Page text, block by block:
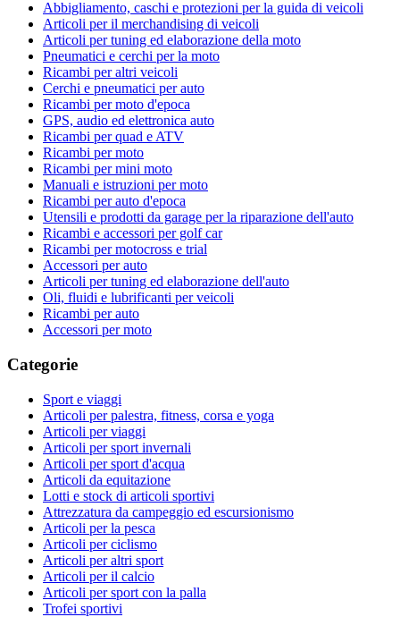
Abbigliamento, caschi e protezioni per la guida di veicoli
Articoli per il merchandising di veicoli
Articoli per tuning ed elaborazione della moto
Pneumatici e cerchi per la moto
Ricambi per altri veicoli
Cerchi e pneumatici per auto
Ricambi per moto d'epoca
GPS, audio ed elettronica auto
Ricambi per quad e ATV
Ricambi per moto
Ricambi per mini moto
Manuali e istruzioni per moto
Ricambi per auto d'epoca
Utensili e prodotti da garage per la riparazione dell'auto
Ricambi e accessori per golf car
Ricambi per motocross e trial
Accessori per auto
Articoli per tuning ed elaborazione dell'auto
Oli, fluidi e lubrificanti per veicoli
Ricambi per auto
Accessori per moto
Categorie
Sport e viaggi
Articoli per palestra, fitness, corsa e yoga
Articoli per viaggi
Articoli per sport invernali
Articoli per sport d'acqua
Articoli da equitazione
Lotti e stock di articoli sportivi
Attrezzatura da campeggio ed escursionismo
Articoli per la pesca
Articoli per ciclismo
Articoli per altri sport
Articoli per il calcio
Articoli per sport con la palla
Trofei sportivi